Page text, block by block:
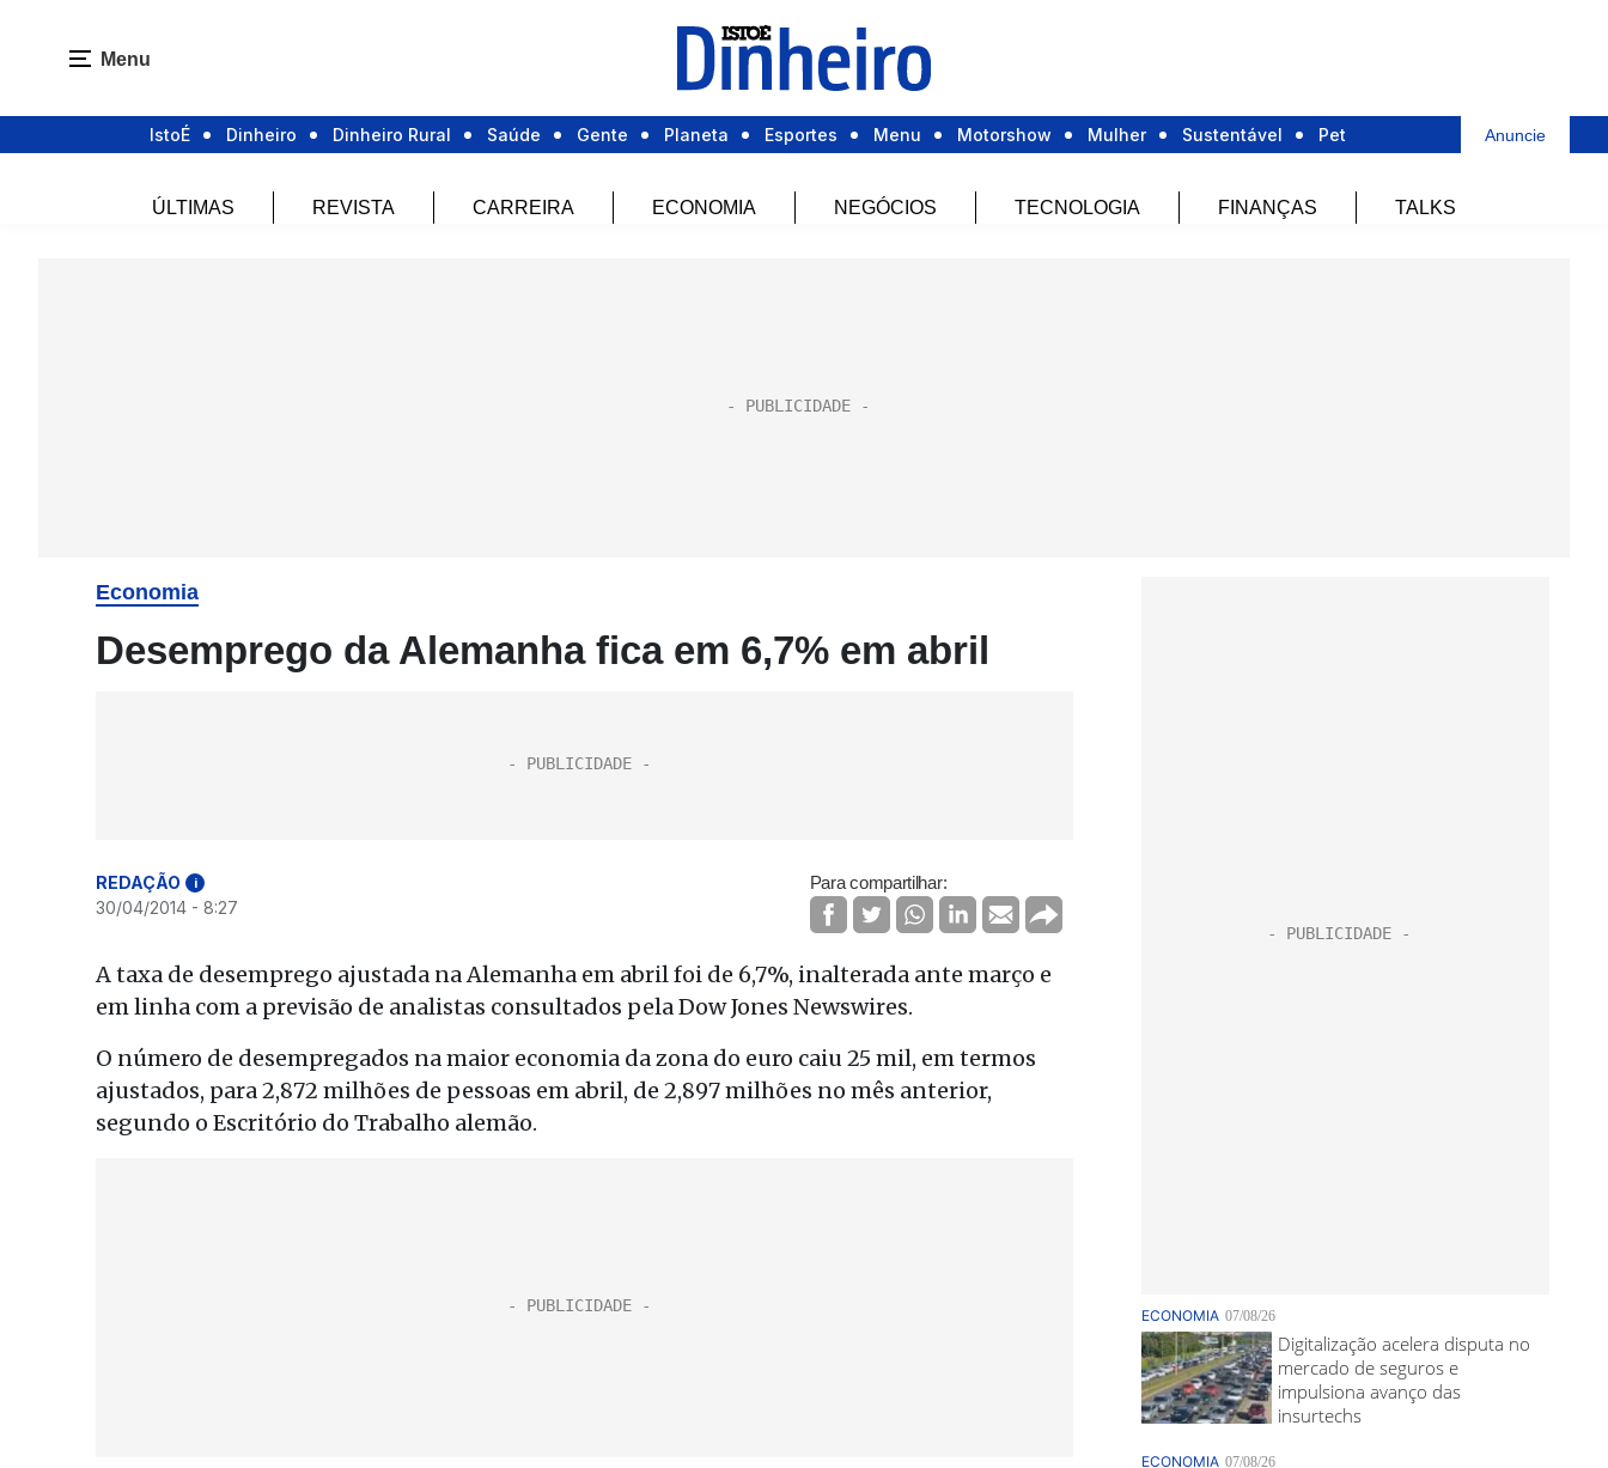
Menu
IstoÉ Dinheiro Dinheiro Rural Saúde Gente Planeta Esportes Menu Motorshow Mulher Sustentável Pet Anuncie
ÚLTIMAS REVISTA CARREIRA ECONOMIA NEGÓCIOS TECNOLOGIA FINANÇAS TALKS
Economia
Desemprego da Alemanha fica em 6,7% em abril
REDAÇÃO i
30/04/2014 - 8:27
Para compartilhar:
A taxa de desemprego ajustada na Alemanha em abril foi de 6,7%, inalterada ante março e
em linha com a previsão de analistas consultados pela Dow Jones Newswires.
O número de desempregados na maior economia da zona do euro caiu 25 mil, em termos
ajustados, para 2,872 milhões de pessoas em abril, de 2,897 milhões no mês anterior,
segundo o Escritório do Trabalho alemão.